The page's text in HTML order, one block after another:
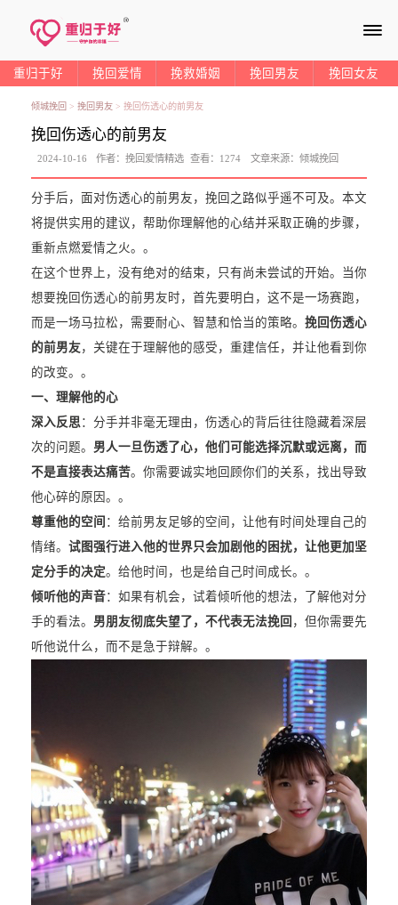
≡
重归于好 挽回爱情 挽救婚姻 挽回男友 挽回女友
倾城挽回 > 挽回男友> 挽回伤透心的前男友
挽回伤透心的前男友
2024-10-16 作者：挽回爱情精选 查看： 1274 文章来源： 倾城挽回
分手后，面对伤透心的前男友，挽回之路似乎遥不可及。本文
将提供实用的建议，帮助你理解他的心结并采取正确的步骤，
重新点燃爱情之火。。
在这个世界上，没有绝对的结束，只有尚未尝试的开始。当你
想要挽回伤透心的前男友时，首先要明白，这不是一场赛跑，
而是一场马拉松，需要耐心、智慧和恰当的策略。 挽回伤透心
的前男友，关键在于理解他的感受，重建信任，并让他看到你
的改变。。
一、理解他的心
深入反思 ：分手并非毫无理由，伤透心的背后往往隐藏着深层
次的问题。 男人一旦伤透了心，他们可能选择沉默或远离，而
不是直接表达痛苦。你需要诚实地回顾你们的关系，找出导致
他心碎的原因。。
尊重他的空间 ：给前男友足够的空间，让他有时间处理自己的
情绪。 试图强行进入他的世界只会加剧他的困扰，让他更加坚
定分手的决定。给他时间，也是给自己时间成长。。
倾听他的声音：如果有机会，试着倾听他的想法，了解他对分
手的看法。 男朋友彻底失望了，不代表无法挽回 ，但你需要先
听他说什么，而不是急于辩解。。